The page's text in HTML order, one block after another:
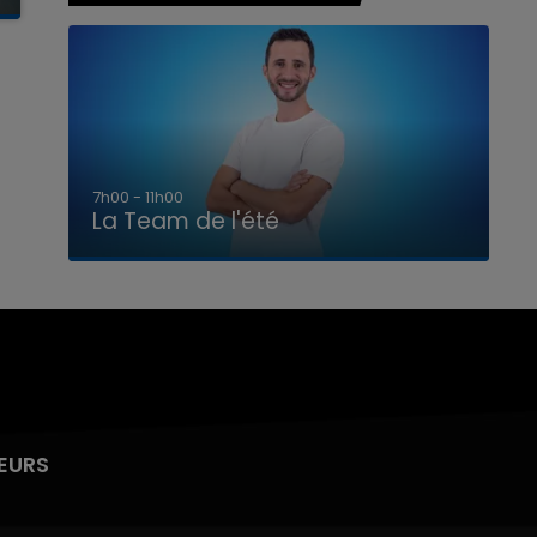
7h00 - 11h00
La Team de l'été